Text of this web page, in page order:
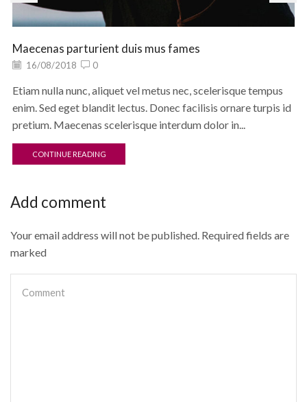
Maecenas parturient duis mus fames
16/08/2018 0
Etiam nulla nunc, aliquet vel metus nec, scelerisque tempus
enim. Sed eget blandit lectus. Donec facilisis ornare turpis id
pretium. Maecenas scelerisque interdum dolor in...
CONTINUE READING
Add comment
Your email address will not be published. Required fields are
marked